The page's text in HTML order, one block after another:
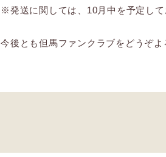
※発送に関しては、10月中を予定して
今後とも但馬ファンクラブをどうぞよ